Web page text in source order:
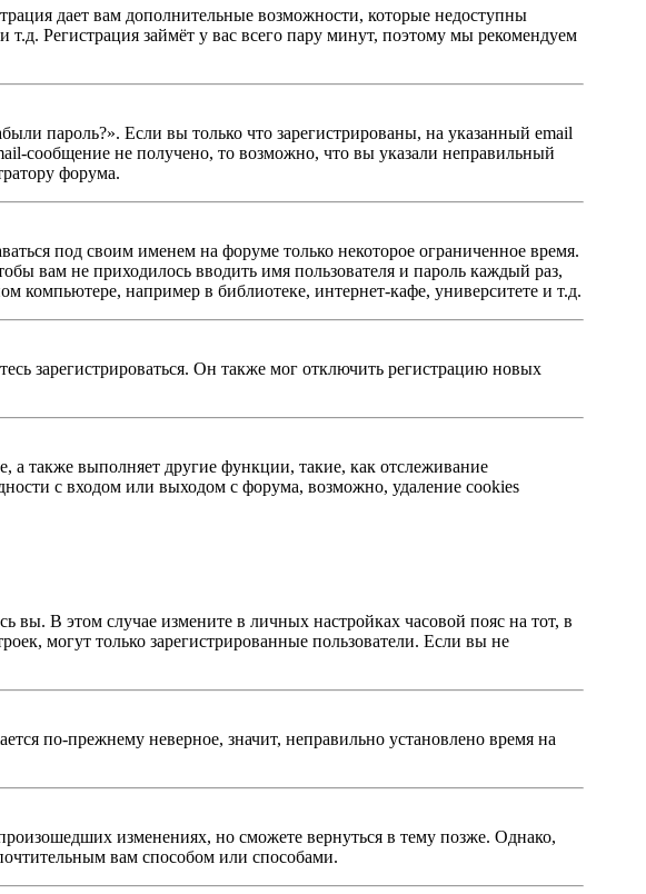
дает вам дополнительные возможности, которые недоступны
Регистрация займёт у вас всего пару минут, поэтому мы рекомендуем
пароль?». Если вы только что зарегистрированы, на указанный email
сообщение не получено, то возможно, что вы указали неправильный
форума.
под своим именем на форуме только некоторое ограниченное время.
вам не приходилось вводить имя пользователя и пароль каждый раз,
компьютере, например в библиотеке, интернет-кафе, университете и т.д.
зарегистрироваться. Он также мог отключить регистрацию новых
а также выполняет другие функции, такие, как отслеживание
с входом или выходом с форума, возможно, удаление cookies
вы. В этом случае измените в личных настройках часовой пояс на тот, в
могут только зарегистрированные пользователи. Если вы не
по-прежнему неверное, значит, неправильно установлено время на
изменениях, но сможете вернуться в тему позже. Однако,
вам способом или способами.